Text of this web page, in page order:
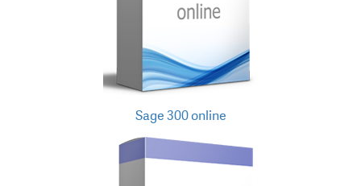
Sage 300 online